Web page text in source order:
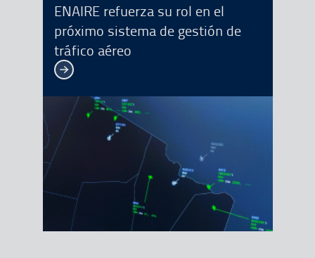
ENAIRE refuerza su rol en el
próximo sistema de gestión de
tráfico aéreo
Ver más